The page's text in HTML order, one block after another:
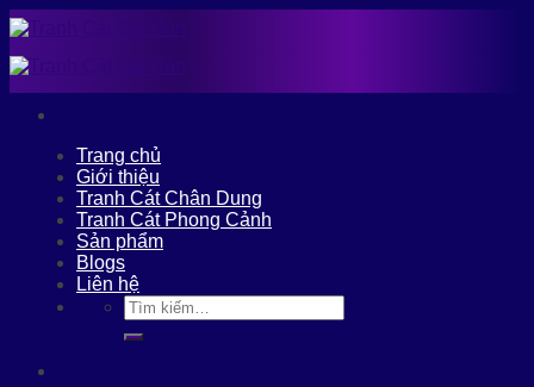
Skip
to
content
Trang chủ
Giới thiệu
Tranh Cát Chân Dung
Tranh Cát Phong Cảnh
Sản phẩm
Blogs
Liên hệ
Tìm
kiếm: